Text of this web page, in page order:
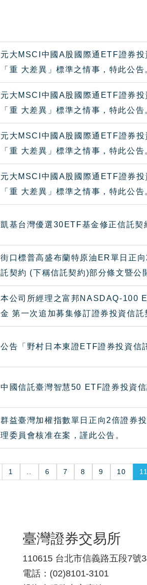
元大MSCI中國A股國際通ETF證券
「重 大差異」標準之情事，特此公告
元大MSCI中國A股國際通ETF證券
「重 大差異」標準之情事，特此公告
元大MSCI中國A股國際通ETF證券
「重 大差異」標準之情事，特此公告
元大MSCI中國A股國際通ETF證券
「重 大差異」標準之情事，特此公告
凱基台灣優選30ETF基金修正信託
街口標普高盛布蘭特原油ER單日正
託契約 (下稱信託契約)部分條文暨公
本公司所經理之富邦NASDAQ-100
金 第一次追加募集修訂證券投資信託
公告「野村日本東證ETF證券投資信
中國信託臺灣智慧50 ETF證券投資
群益臺灣加權指數單日正向2倍證券
理委員會核准在案，謹此公告。
1 6 7 8 9 10 11
臺灣證券交易所
110615 台北市信義路五段7號
電話：(02)8101-3101